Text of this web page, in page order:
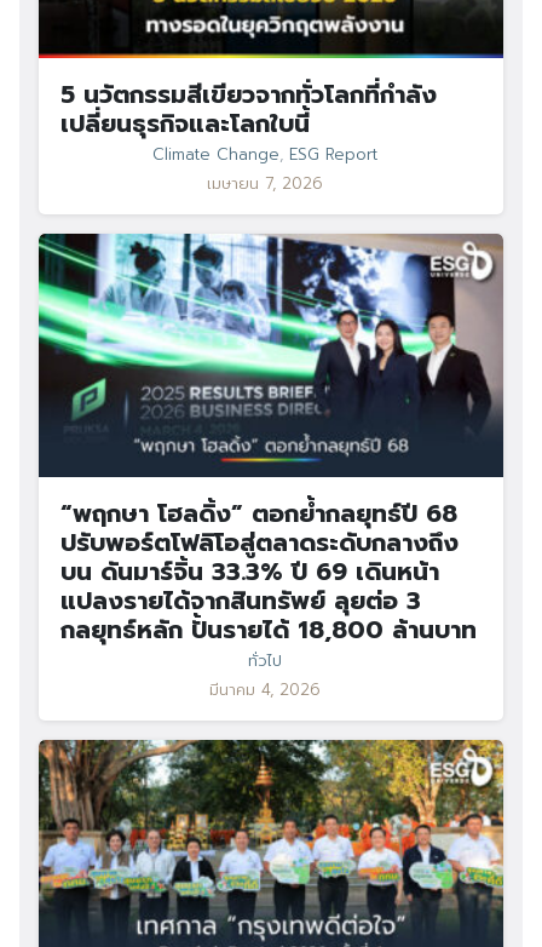
5 นวัตกรรมสีเขียวจากทั่วโลกที่กำลัง
เปลี่ยนธุรกิจและโลกใบนี้
Climate Change, ESG Report
เมษายน 7, 2026
“พฤกษา โฮลดิ้ง” ตอกย้ำกลยุทธ์ปี 68
ปรับพอร์ตโฟลิโอสู่ตลาดระดับกลางถึง
บน ดันมาร์จิ้น 33.3% ปี 69 เดินหน้า
แปลงรายได้จากสินทรัพย์ ลุยต่อ 3
กลยุทธ์หลัก ปั้นรายได้ 18,800 ล้านบาท
ทั่วไป
มีนาคม 4, 2026